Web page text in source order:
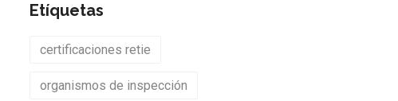
Etíquetas
certificaciones retie
organismos de inspección